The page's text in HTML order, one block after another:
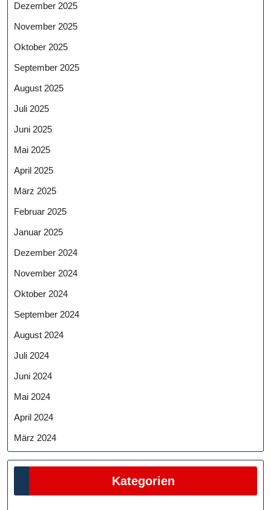
Dezember 2025
November 2025
Oktober 2025
September 2025
August 2025
Juli 2025
Juni 2025
Mai 2025
April 2025
März 2025
Februar 2025
Januar 2025
Dezember 2024
November 2024
Oktober 2024
September 2024
August 2024
Juli 2024
Juni 2024
Mai 2024
April 2024
März 2024
Kategorien